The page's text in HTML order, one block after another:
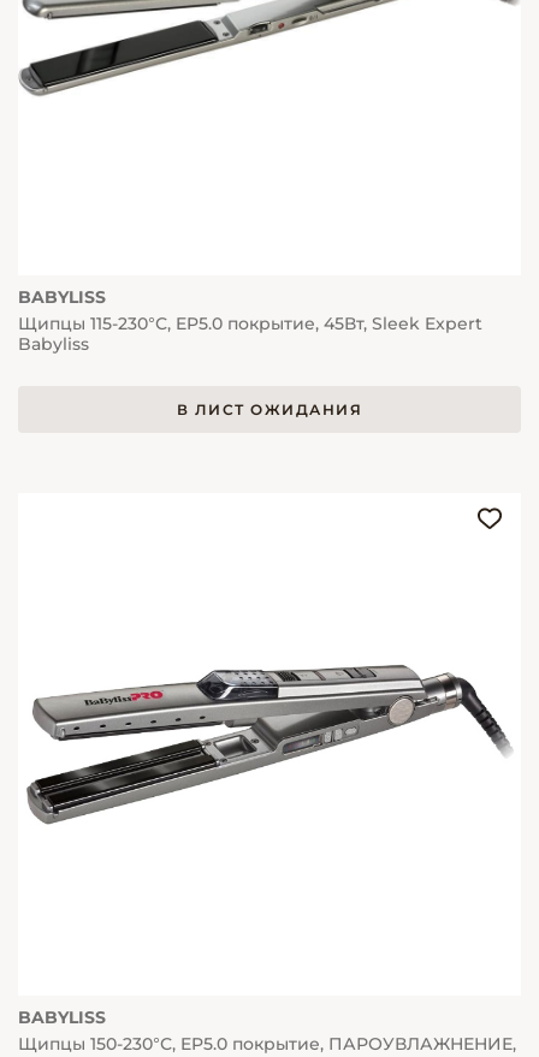
BABYLISS
Щипцы 115-230°С, EP5.0 покрытие, 45Вт, Sleek Expert
Babyliss
В ЛИСТ ОЖИДАНИЯ
BABYLISS
Щипцы 150-230°С, EP5.0 покрытие, ПАРОУВЛАЖНЕНИЕ,